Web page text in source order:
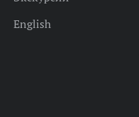
English